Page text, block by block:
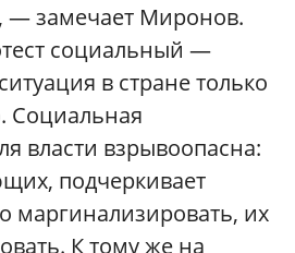
— замечает Миронов.
социальный —
в стране только
Социальная
власти взрывоопасна:
подчеркивает
маргинализировать, их
К тому же на